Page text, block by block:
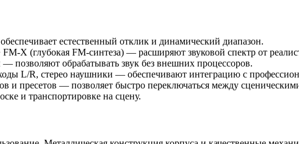
естественный отклик и динамический диапазон.
X (глубокая FM-синтеза) — расширяют звуковой спектр от
позволяют обрабатывать звук без внешних процессоров.
L/R, стерео наушники — обеспечивают интеграцию с
и пресетов — позволяет быстро переключаться между
и транспортировке на сцену.